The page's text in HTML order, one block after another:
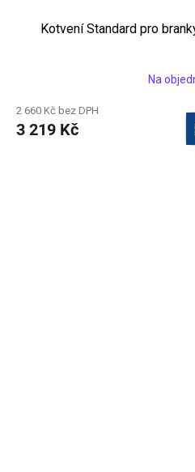
Kotvení Standard pro
Na
2 660 Kč bez DPH
3 219 Kč